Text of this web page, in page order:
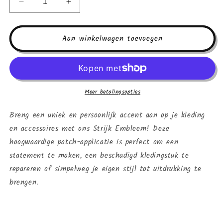
Aantal
verlagen
voor
embleem
-
on
alfabet
letter
Q
Aantal
verhogen
voor
Strijk
embleem
-
Iron
on
Patch
alfabet
letter
Q
Aan winkelwagen toevoegen
Meer betalingsopties
Breng een uniek en persoonlijk accent aan op je kleding
en accessoires met ons Strijk Embleem! Deze
hoogwaardige patch-applicatie is perfect om een
statement te maken, een beschadigd kledingstuk te
repareren of simpelweg je eigen stijl tot uitdrukking te
brengen.